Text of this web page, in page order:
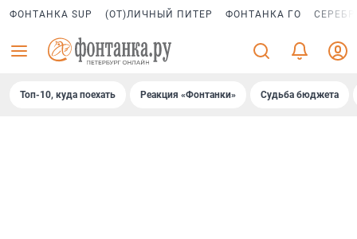
ФОНТАНКА SUP (ОТ)ЛИЧНЫЙ ПИТЕР ФОНТАНКА ГО
Топ-10, куда поехать Реакция «Фонтанки» Судьба бюджета